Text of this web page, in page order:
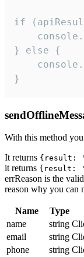
if
} else {
}
With this method
It returns {result:
it returns {result:
errReason is the
reason why you can
Name Type
name
string
email
string
phone
string